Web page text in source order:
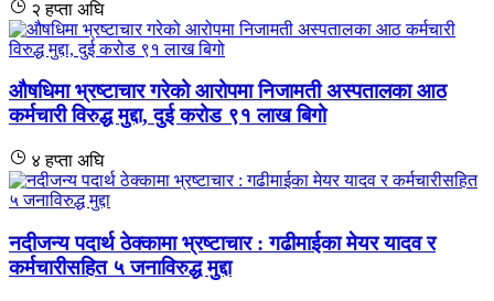
२ हप्ता अघि
औषधिमा भ्रष्टाचार गरेको आरोपमा निजामती अस्पतालका आठ
कर्मचारी विरुद्ध मुद्दा, दुई करोड ९१ लाख बिगो
४ हप्ता अघि
नदीजन्य पदार्थ ठेक्कामा भ्रष्टाचार : गढीमाईका मेयर यादव र
कर्मचारीसहित ५ जनाविरुद्ध मुद्दा